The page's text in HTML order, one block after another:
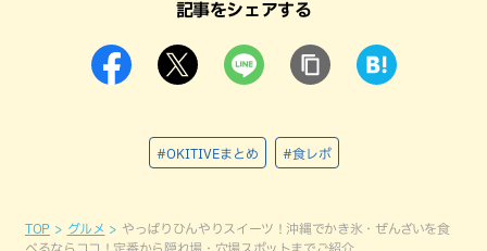
記事をシェアする
#OKITIVEまとめ #食レポ
TOP グルメ
やっぱりひんやりスイーツ！沖縄でかき氷・ぜんざいを食
べるならココ！定番から隠れ場・穴場スポットまでご紹介